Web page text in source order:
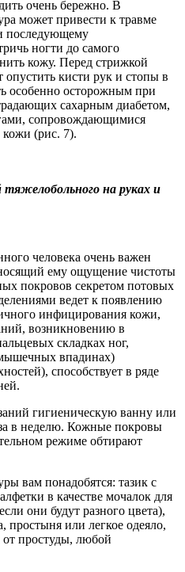
очень бережно. В
может привести к травме
последующему
ногти до самого
кожу. Перед стрижкой
кисти рук и стопы в
особенно осторожным при
сахарным диабетом,
сопровождающимися
кожи (рис. 7).
на руках и
человека очень важен
ему ощущение чистоты
покровов секретом потовых
ведет к появлению
инфицирования кожи,
возникновению в
складках ног,
впадинах)
способствует в ряде
гигиеническую ванну или
в неделю. Кожные покровы
режиме обтирают
вам понадобятся: тазик с
в качестве мочалок для
они будут разного цвета),
простыня или легкое одеяло,
от простуды, любой